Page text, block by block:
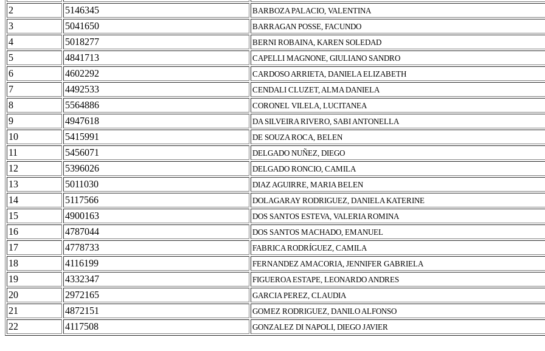
2 5146345 BARBOZA PALACIO, VALENTINA
3 5041650 BARRAGAN POSSE, FACUNDO
4 5018277 BERNI ROBAINA, KAREN SOLEDAD
5 4841713 CAPELLI MAGNONE, GIULIANO SANDRO
6 4602292 CARDOSO ARRIETA, DANIELA ELIZABETH
7 4492533 CENDALI CLUZET, ALMA DANIELA
8 5564886 CORONEL VILELA, LUCITANEA
9 4947618 DA SILVEIRA RIVERO, SABI ANTONELLA
10 5415991 DE SOUZA ROCA, BELEN
11 5456071 DELGADO NUÑEZ, DIEGO
12 5396026 DELGADO RONCIO, CAMILA
13 5011030 DIAZ AGUIRRE, MARIA BELEN
14 5117566 DOLAGARAY RODRIGUEZ, DANIELA KATERINE
15 4900163 DOS SANTOS ESTEVA, VALERIA ROMINA
16 4787044 DOS SANTOS MACHADO, EMANUEL
17 4778733 FABRICA RODRÍGUEZ, CAMILA
18 4116199 FERNANDEZ AMACORIA, JENNIFER GABRIELA
19 4332347 FIGUEROA ESTAPE, LEONARDO ANDRES
20 2972165 GARCIA PEREZ, CLAUDIA
21 4872151 GOMEZ RODRIGUEZ, DANILO ALFONSO
22 4117508 GONZALEZ DI NAPOLI, DIEGO JAVIER